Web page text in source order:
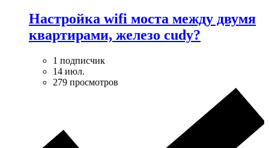
Настройка wifi моста между двумя
квартирами, железо cudy?
1 подписчик
14 июл.
279 просмотров